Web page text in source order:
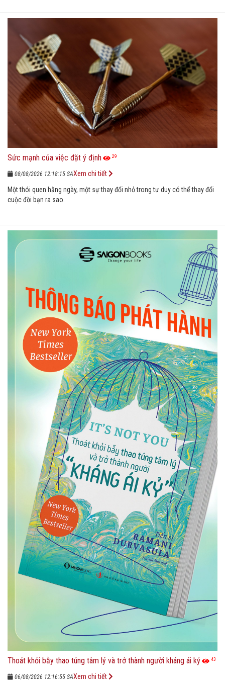
Sức mạnh của việc đặt ý định 29
08/08/2026 12:18:15 SA
Một thói quen hằng ngày, một sự thay đổi nhỏ trong tư duy có thể thay đổi
cuộc đời bạn ra sao.
Xem chi tiết
Thoát khỏi bẫy thao túng tâm lý và trở thành người kháng ái kỷ 43
06/08/2026 12:16:55 SAXem chi tiết